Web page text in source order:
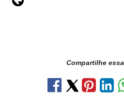
Compartilhe